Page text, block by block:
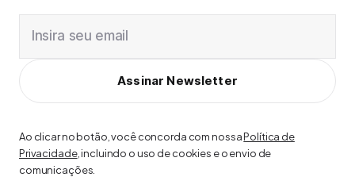
Insira seu email
Assinar Newsletter
Ao clicar no botão, você concorda com nossaPolítica de
Privacidade, incluindo o uso de cookies e o envio de
comunicações.